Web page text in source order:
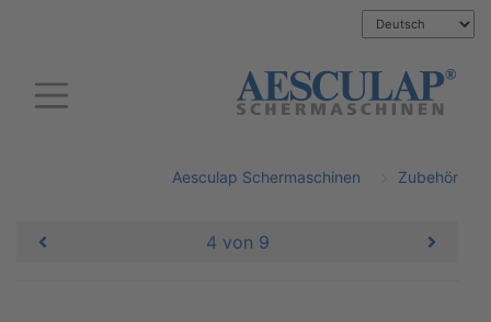
Aesculap Schermaschinen Zubehör
4 von 9